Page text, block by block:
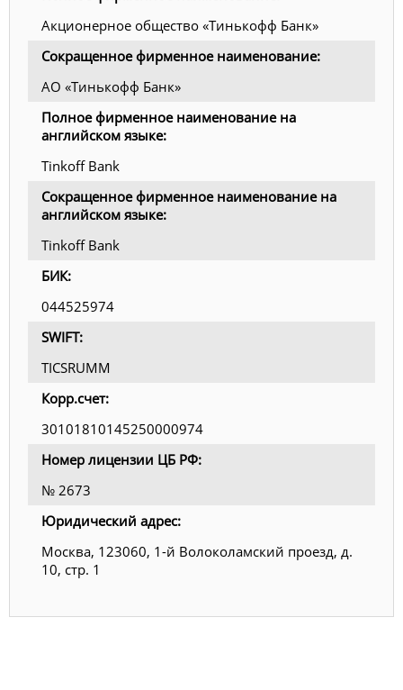
Акционерное общество «Тинькофф Банк»
Сокращенное фирменное наименование:
АО «Тинькофф Банк»
Полное фирменное наименование на
английском языке:
Tinkoff Bank
Сокращенное фирменное наименование на
английском языке:
Tinkoff Bank
БИК:
044525974
SWIFT:
TICSRUMM
Корр.счет:
30101810145250000974
Номер лицензии ЦБ РФ:
№ 2673
Юридический адрес:
Москва, 123060, 1-й Волоколамский проезд, д.
10, стр. 1